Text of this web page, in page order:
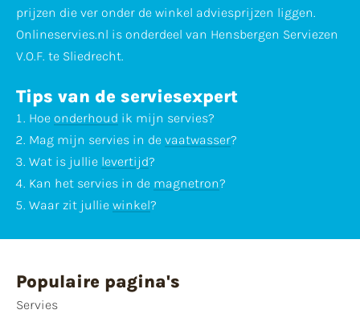
prijzen die ver onder de winkel adviesprijzen liggen.
Onlineservies.nl is onderdeel van Hensbergen Serviezen
V.O.F. te Sliedrecht.
Tips van de serviesexpert
Hoe onderhoud ik mijn servies?
Mag mijn servies in de vaatwasser?
Wat is jullie levertijd?
Kan het servies in de magnetron?
Waar zit jullie winkel?
Populaire pagina's
Servies